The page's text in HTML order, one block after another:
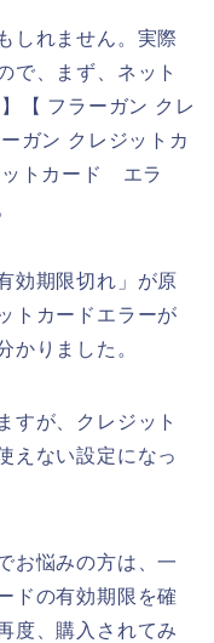
しれません。実際
で、まず、ネット
【 フラーガン クレ
ガン クレジットカ
トカード エラ
効期限切れ」が原
トカードエラーが
かりました。
すが、クレジット
えない設定になっ
お悩みの方は、一
ドの有効期限を確
度、購入されてみ